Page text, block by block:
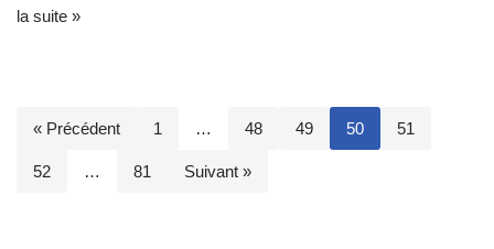
la suite »
« Précédent 1 … 48 49 50 51
52 … 81 Suivant »